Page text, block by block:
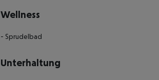
Wellness
- Sprudelbad
Unterhaltung